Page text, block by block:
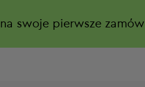
na swoje pierwsze